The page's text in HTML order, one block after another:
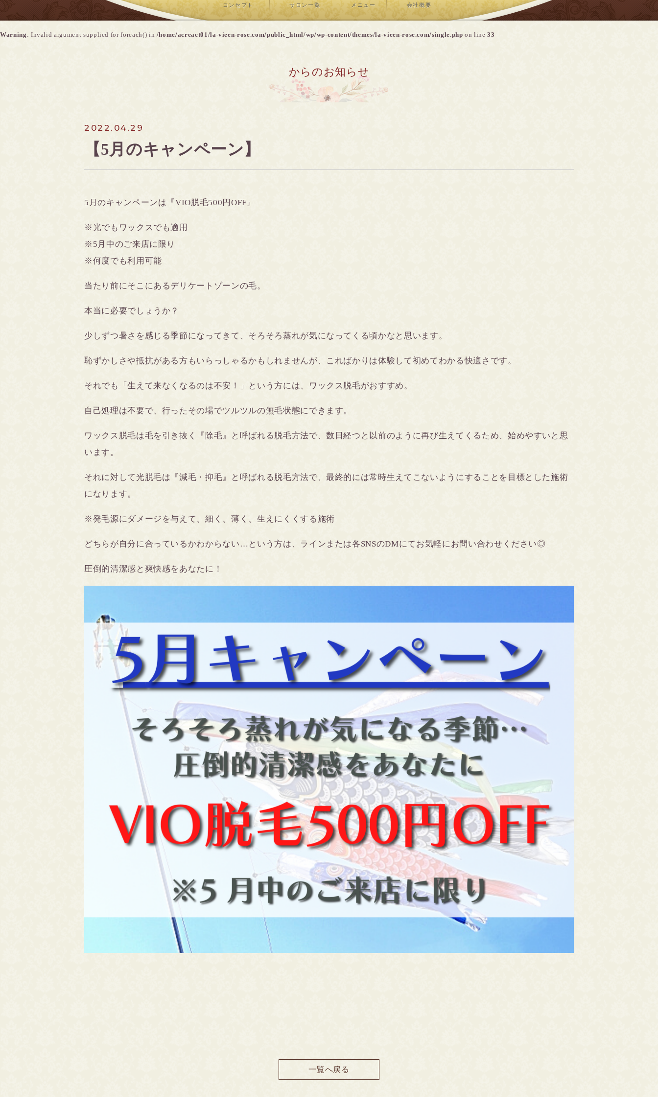
コンセプト サロン一覧 メニュー 会社概要
Warning : Invalid argument supplied for foreach() in /home/acreact01/la-vieen-rose.com/public_html/wp/wp-content/themes/la-vieen-rose.com/single.php on line33
からのお知らせ
2022.04.29
【5月のキャンペーン】
5月のキャンペーンは『VIO脱毛500円OFF』
※光でもワックスでも適用
※5月中のご来店に限り
※何度でも利用可能
当たり前にそこにあるデリケートゾーンの毛。
本当に必要でしょうか？
少しずつ暑さを感じる季節になってきて、そろそろ蒸れが気になってくる頃かなと思います。
恥ずかしさや抵抗がある方もいらっしゃるかもしれませんが、こればかりは体験して初めてわかる快適さです。
それでも「生えて来なくなるのは不安！」という方には、ワックス脱毛がおすすめ。
自己処理は不要で、行ったその場でツルツルの無毛状態にできます。
ワックス脱毛は毛を引き抜く『除毛』と呼ばれる脱毛方法で、数日経つと以前のように再び生えてくるため、始めやすいと思
います。
それに対して光脱毛は『減毛・抑毛』と呼ばれる脱毛方法で、最終的には常時生えてこないようにすることを目標とした施術
になります。
※発毛源にダメージを与えて、細く、薄く、生えにくくする施術
どちらが自分に合っているかわからない…という方は、ラインまたは各SNSのDMにてお気軽にお問い合わせください◎
圧倒的清潔感と爽快感をあなたに！
一覧へ戻る